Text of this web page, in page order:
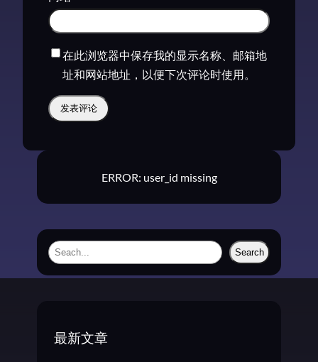
在此浏览器中保存我的显示名称、邮箱地
址和网站地址，以便下次评论时使用。
ERROR: user_id missing
S
Search
最新文章